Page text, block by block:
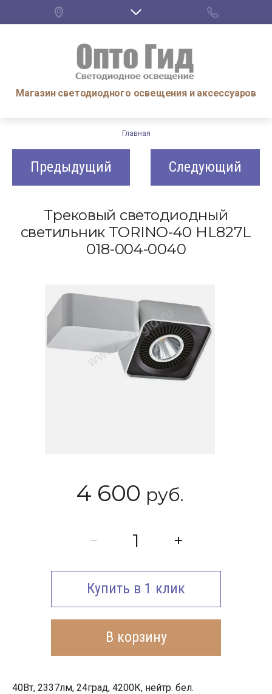
Магазин светодиодного освещения и аксессуаров
Главная
Предыдущий Следующий
Трековый светодиодный
светильник TORINO-40 HL827L
018-004-0040
4 600 руб.
В корзину
Купить в 1 клик
40Вт, 2337лм, 24град, 4200К, нейтр. бел.